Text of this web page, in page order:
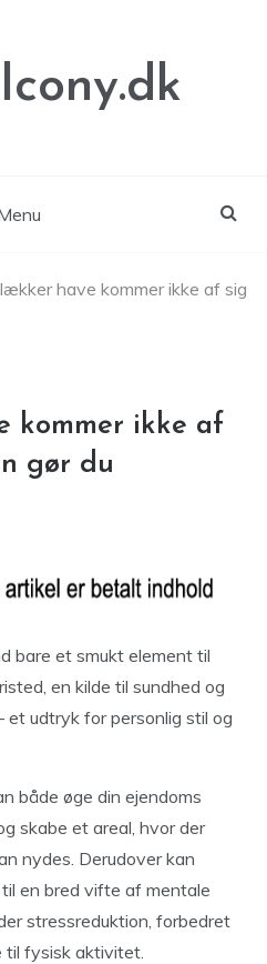
have kommer ikke af sig
kommer ikke af
gør du
bare et smukt element til
en kilde til sundhed og
udtryk for personlig stil og
både øge din ejendoms
skabe et areal, hvor der
nydes. Derudover kan
en bred vifte af mentale
stressreduktion, forbedret
til fysisk aktivitet.